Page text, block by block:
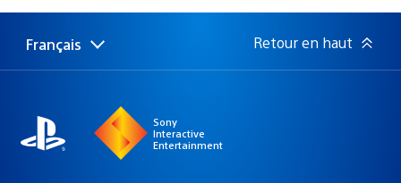
publication
Choisir
Région
Français Retour en haut
Sony
Interactive
Entertainment